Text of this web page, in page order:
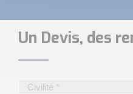
Un Devis, des